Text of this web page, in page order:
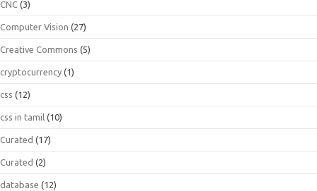
CNC (3)
Computer Vision (27)
Creative Commons (5)
cryptocurrency (1)
css (12)
css in tamil (10)
Curated (17)
Curated (2)
database (12)